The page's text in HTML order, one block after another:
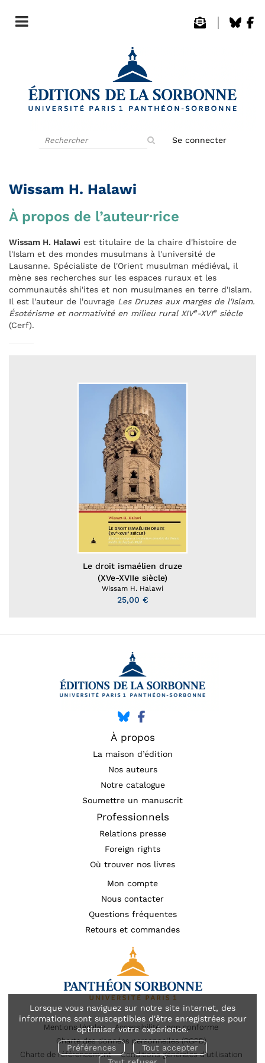
Lorsque vous naviguez sur notre site internet, des
informations sont susceptibles d'être enregistrées pour
optimiser votre expérience.
Préférences
Tout accepter
Se connecter
Wissam H. Halawi
À propos de l’auteur·rice
Wissam H. Halawi est titulaire de la chaire d'histoire de
l'Islam et des mondes musulmans à l'université de
Lausanne. Spécialiste de l'Orient musulman médiéval, il
mène ses recherches sur les espaces ruraux et les
communautés shi'ites et non musulmanes en terre d'Islam.
Il est l'auteur de l'ouvrage Les Druzes aux marges de l'Islam.
Ésotérisme et normativité en milieu rural XIVe-XVIesiècle
(Cerf).
Le droit ismaélien druze
(XVe-XVIIe siècle)
Wissam H. Halawi
25,00 €
À propos
La maison d’édition
Nos auteurs
Notre catalogue
Soumettre un manuscrit
Professionnels
Relations presse
Foreign rights
Où trouver nos livres
Mon compte
Nous contacter
Questions fréquentes
Retours et commandes
Mentions légales
Accessibilité : non conforme
Charte des données personnelles (RGPD)
Charte de référencement
Conditions générales d’utilisation